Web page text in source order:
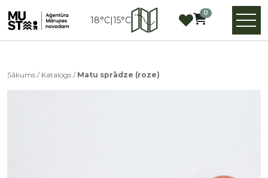
18°C|15°C
0
Sākums / Katalogs / Matu sprādze (roze)